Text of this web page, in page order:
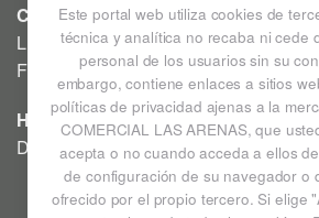
CINE
Lunes a Domingo: Consultar horarios
Festivos a consultar *
HIPERMERCADO
De lunes a sábado de 09:00h a 22:00h
Este portal web utiliza cookies de
técnica y analítica no recaba ni cede
personal de los usuarios sin su
embargo, contiene enlaces a sitios
políticas de privacidad ajenas a la
COMERCIAL LAS ARENAS, que
acepta o no cuando acceda a ellos
de configuración de su navegador o
ofrecido por el propio tercero. Si elige